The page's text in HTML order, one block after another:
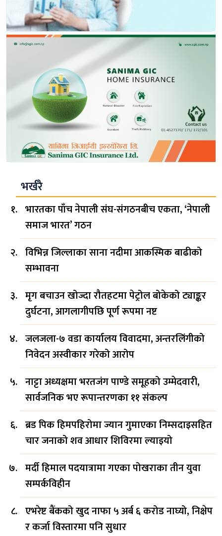
भर्खरै
भारतका पाँच नेपाली संघ-संगठनबीच एकता, ‘नेपाली
समाज भारत’ गठन
विभिन्न जिल्लाका साना नदीमा आकस्मिक बाढीको
सम्भावना
मृग बचाउन खोज्दा रौतहटमा पेट्रोल बोकेको ट्याङ्कर
दुर्घटना, आगलागीपछि पूर्ण रूपमा नष्ट
जलजला-७ वडा कार्यालय विवादमा, अन्तरलिंगीको
निवेदन अस्वीकार गरेको आरोप
नाट्टा अध्यक्षमा भरतजंग पाण्डे समूहको उम्मेदवारी,
सार्वजनिक भए रूपान्तरणका ११ संकल्प
ब्रड पिक हिमपहिरोमा ज्यान गुमाएका निम्सदाइसहित
चार जनाको शव आधार शिविरमा ल्याइयो
मर्दी हिमाल पदयात्रामा गएका पोखराका तीन युवा
सम्पर्कविहीन
एभरेष्ट बैंकको खुद नाफा ५ अर्ब ६ करोड नाघ्यो, निक्षेप
र कर्जा विस्तारमा पनि सुधार